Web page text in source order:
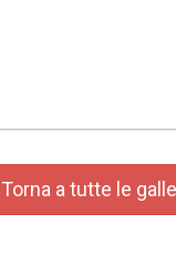
a tutte le